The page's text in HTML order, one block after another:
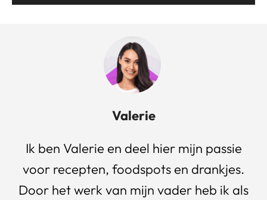
Valerie
Ik ben Valerie en deel hier mijn passie
voor recepten, foodspots en drankjes.
Door het werk van mijn vader heb ik als